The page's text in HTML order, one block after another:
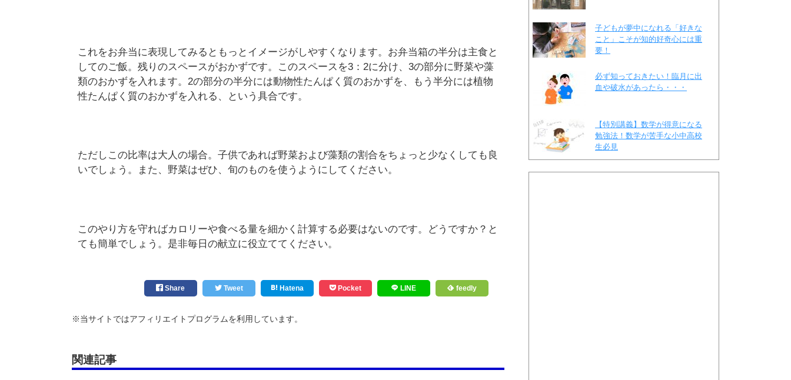
これをお弁当に表現してみるともっとイメージがしやすくなります。お弁当箱の半分は主食と
してのご飯。残りのスペースがおかずです。このスペースを3：2に分け、3の部分に野菜や藻
類のおかずを入れます。2の部分の半分には動物性たんぱく質のおかずを、もう半分には植物
性たんぱく質のおかずを入れる、という具合です。
ただしこの比率は大人の場合。子供であれば野菜および藻類の割合をちょっと少なくしても良
いでしょう。また、野菜はぜひ、旬のものを使うようにしてください。
このやり方を守ればカロリーや食べる量を細かく計算する必要はないのです。どうですか？と
ても簡単でしょう。是非毎日の献立に役立ててください。
Share Tweet Hatena Pocket LINE feedly
※当サイトではアフィリエイトプログラムを利用しています。
関連記事
子どもが夢中になれる「好きな
こと」こそが知的好奇心には重
要！
必ず知っておきたい！臨月に出
血や破水があったら・・・
【特別講義】数学が得意になる
勉強法！数学が苦手な小中高校
生必見